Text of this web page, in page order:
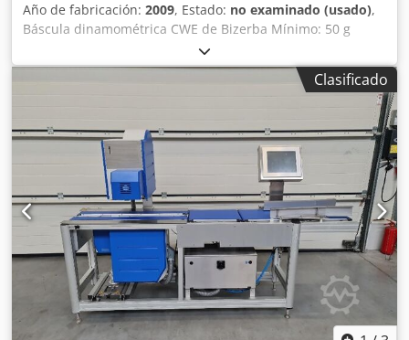
Año de fabricación: 2009, Estado: no examinado (usado),
Báscula dinamométrica CWE de Bizerba Mínimo: 50 g
Máximo: 1500/3000 g e = d = 0,5/1 g Cedpfeh Aphfox
Apyorf
Clasificado